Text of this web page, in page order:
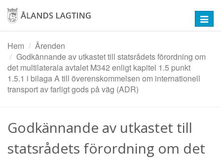
Hoppa
huvudinnehåll
Hem
Ärenden
Godkännande av utkastet till statsrådets förordning om
det multilaterala avtalet M342 enligt kapitel 1.5 punkt
1.5.1 i bilaga A till överenskommelsen om internationell
transport av farligt gods på väg (ADR)
Godkännande av utkastet till
statsrådets förordning om det